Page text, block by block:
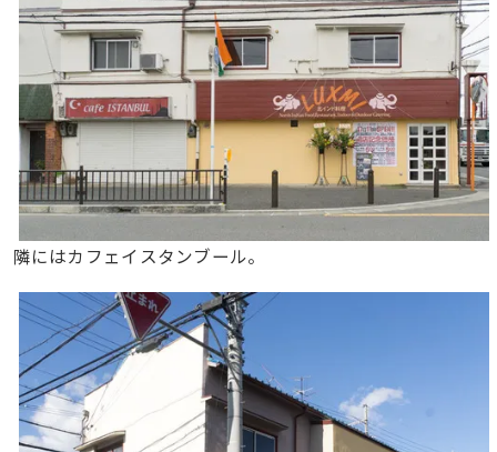
隣にはカフェイスタンブール。